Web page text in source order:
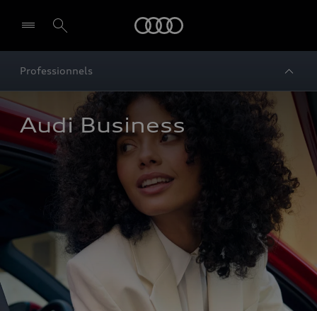
Professionnels
Audi Business